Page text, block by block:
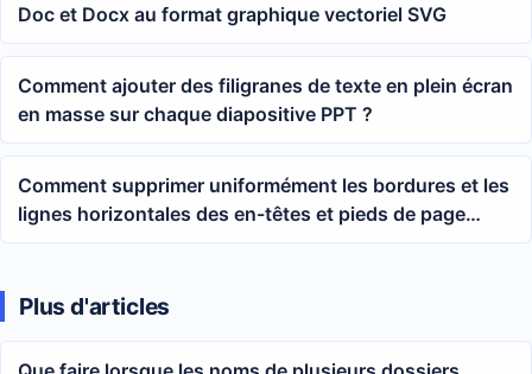
Doc et Docx au format graphique vectoriel SVG
Comment ajouter des filigranes de texte en plein écran
en masse sur chaque diapositive PPT ?
Comment supprimer uniformément les bordures et les
lignes horizontales des en-têtes et pieds de page
dans plusieurs fichiers Word ? Tutoriel pour le
Plus d'articles